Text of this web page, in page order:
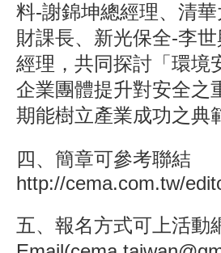
料-謝錦坤總經理、清
財課長、新光保全-李
經理，共同探討「環境
企業團體提升對安全之
期能樹立產業成功之典
四、簡章可參考聯結
http://cema.com.tw/
五、報名方式可上活動